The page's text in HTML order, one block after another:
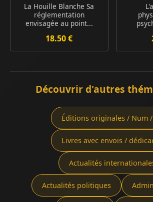
La Houille Blanche Sa
réglementation
envisagée au point...
18.50 €
Découvrir d'autres
Éditions originales / Num /
Livres avec envois /
Actualités
Actualités politiques